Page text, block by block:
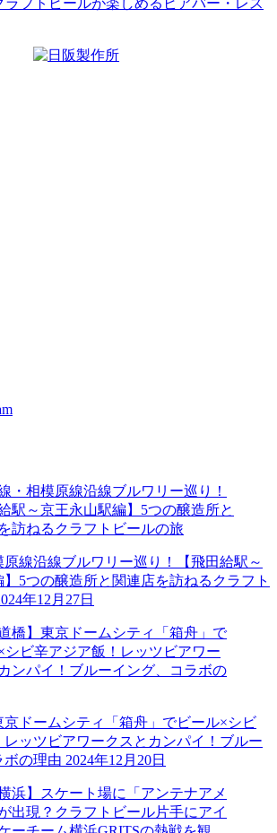
線沿線ブルワリー巡り！【飛田給駅～
5つの醸造所と関連店を訪ねるクラフト
年12月27日
京ドームシティ「箱舟」でビール×シビ
ッツビアワークスとカンパイ！ブルー
ボの理由 2024年12月20日